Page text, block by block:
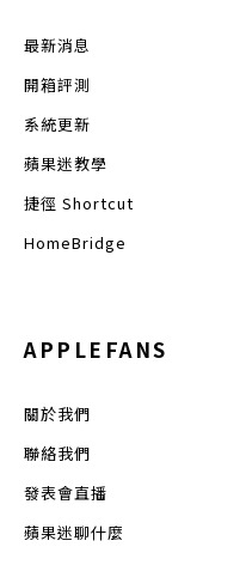
最新消息
開箱評測
系統更新
蘋果迷教學
捷徑 Shortcut
HomeBridge
APPLEFANS
關於我們
聯絡我們
發表會直播
蘋果迷聊什麼